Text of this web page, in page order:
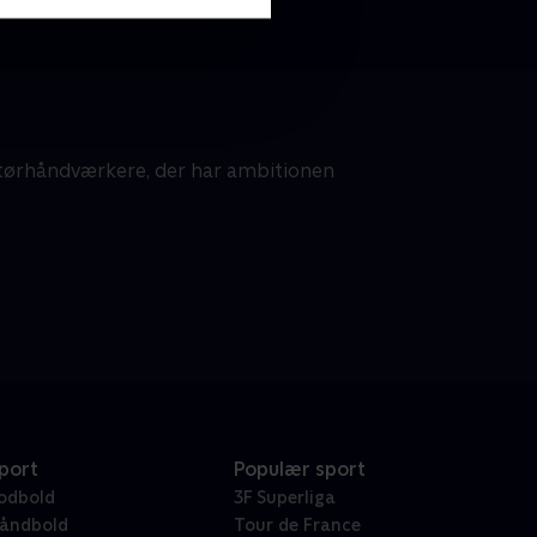
der har ambitionen
Populær sport
3F Superliga
Tour de France